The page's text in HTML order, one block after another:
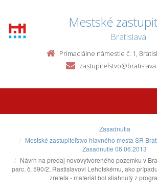
Mestské
Bratislava
Primaciálne námestie č. 1,
Zasadnutia
Mestské zastupiteľstvo hlavného mesta SR
Zasadnutie 06.06.2013
Návrh na predaj novovytvoreného pozemku v
parc. č. 590/2, Rastislavovi Lehotskému, ako
zreteľa - materiál bol stiahnutý z